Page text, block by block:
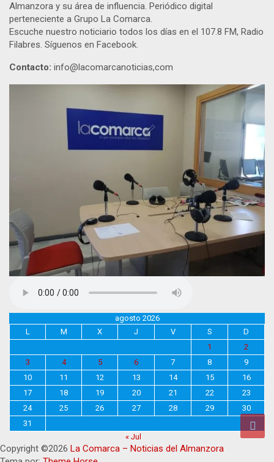
Almanzora y su área de influencia. Periódico digital
perteneciente a Grupo La Comarca.
Escuche nuestro noticiario todos los días en el 107.8 FM, Radio
Filabres. Síguenos en Facebook.
Contacto: info@lacomarcanoticias,com
agosto 2026
L
M X J V S
D
1
2
3
4 5 6 7 8
9
10
11 12 13 14 15
16
17
18 19 20 21 22
23
24
25 26 27 28 29
30
31
« Jul
Copyright ©2026 La Comarca – Noticias del Almanzora